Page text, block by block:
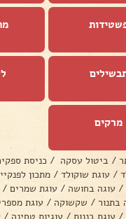
מרקים
/ ביטול עסקה / כניסת
/ עוגת שוקולד / מתכון
/ עוגה בחושה / עוגת שמרים /
בתנור / שקשוקה / עוגת